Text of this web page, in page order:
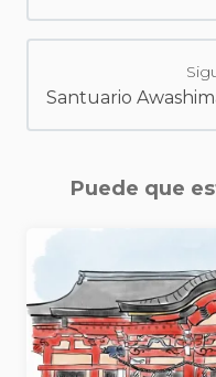
Puede que